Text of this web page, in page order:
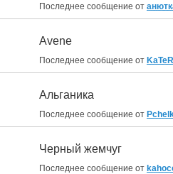
Последнее сообщение от
Avene
Последнее сообщение от
Альганика
Последнее сообщение от
Черный жемчуг
Последнее сообщение от